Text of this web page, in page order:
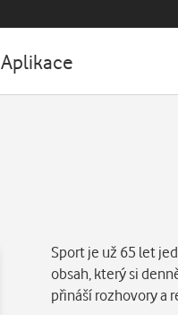
Aplikace
Sport je už 65 let
obsah, který si
přináší rozhovory a